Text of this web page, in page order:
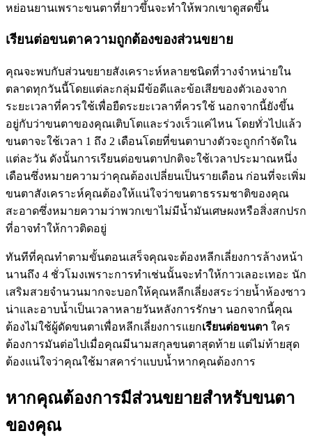
หย่อนยานเพราะขนตาที่ยาวขึ้นจะทำให้พวกเขาดูสดขึ้น
เรียนต่อขนตาความถูกต้องของส่วนขยาย
คุณจะพบกับส่วนขยายสังเคราะห์หลายชนิดที่วางจำหน่ายใน
ตลาดทุกวันนี้โดยแต่ละกลุ่มมีข้อดีและข้อเสียของตัวเองจาก
ระยะเวลาที่ควรใช้เพื่อยืดระยะเวลาที่ควรใช้ นอกจากนี้ยังขึ้น
อยู่กับว่าขนตาของคุณเติบโตและร่วงเร็วแค่ไหน โดยทั่วไปแล้ว
ขนตาจะใช้เวลา 1 ถึง 2 เดือนโดยที่ขนตาบางตัวจะถูกกำจัดใน
แต่ละวัน ดังนั้นการเรียนต่อขนตาปกติจะใช้เวลาประมาณหนึ่ง
เดือนซึ่งหมายความว่าคุณต้องเปลี่ยนเป็นรายเดือน ก่อนที่จะเพิ่ม
ขนตาสังเคราะห์คุณต้องให้แน่ใจว่าขนตาธรรมชาติของคุณ
สะอาดซึ่งหมายความว่าพวกเขาไม่มีน้ำมันเศษผงหรือสิ่งสกปรก
ที่อาจทำให้กาวติดอยู่
ทันทีที่คุณทำตามขั้นตอนเสร็จคุณจะต้องหลีกเลี่ยงการล้างหน้า
นานถึง 4 ชั่วโมงเพราะการทำเช่นนั้นจะทำให้กาวเลอะเทอะ นัก
เสริมสวยจำนวนมากจะบอกให้คุณหลีกเลี่ยงสระว่ายน้ำห้องซาว
น่าและอาบน้ำเป็นเวลาหลายวันหลังการรักษา นอกจากนี้คุณ
ต้องไม่ใช้ผู้ดัดขนตาเพื่อหลีกเลี่ยงการแยกเรียนต่อขนตา ใคร
ต้องการมันต่อไปเมื่อคุณมีนามสกุลขนตาสุดท้าย แต่ไม่ท้ายสุด
ต้องแน่ใจว่าคุณใช้มาสคาร่าแบบน้ำหากคุณต้องการ
หากคุณต้องการมีส่วนขยายสำหรับขนตา
ของคุณ